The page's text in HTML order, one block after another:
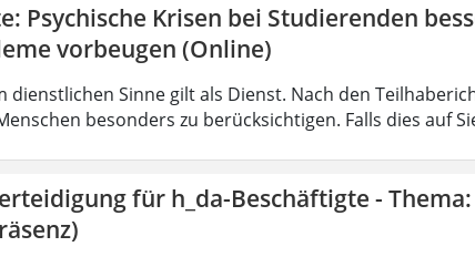
Psychische Krisen bei Studierenden
vorbeugen (Online)
Sinne gilt als Dienst. Nach den
besonders zu berücksichtigen. Falls dies auf
für h_da-Beschäftigte -